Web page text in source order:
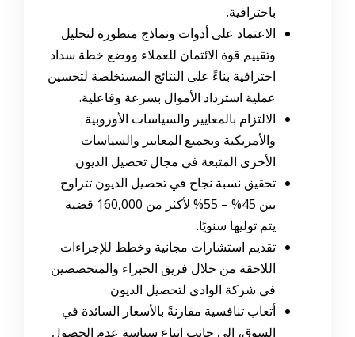
باحترافية.
الاعتماد على أدوات ونماذج متطورة لتحليل
وتقييم قوة الائتمان للعملاء ووضع خطة سداد
احترافية بناءً على النتائج المستخلصة لتحسين
عملية استرداد الأموال بسرعة وفاعلية.
الالتزام بالمعايير والسياسات الأوروبية
والأمريكية وبجميع المعايير والسياسات
الأخرى المتبعة في مجال تحصيل الديون.
تحقيق نسبة نجاح في تحصيل الديون تتراوح
بين 45% – 55% لأكثر من 160,000 قضية
يتم توليها سنويًا.
تقديم استشارات مجانية وخطط للإجراءات
اللاحقة من خلال فريق الخبراء والمتخصصين
في شركة الوادي لتحصيل الديون.
أتعاب تنافسية مقارنةً بالأسعار السائدة في
السوق، إلى جانب اتباع سياسة عدم الحصول